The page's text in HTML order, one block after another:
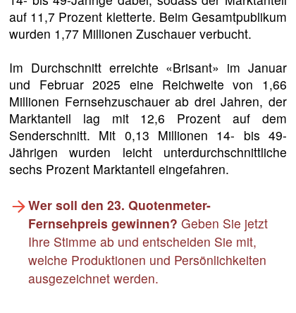
auf 11,7 Prozent kletterte. Beim Gesamtpublikum
wurden 1,77 Millionen Zuschauer verbucht.
Im Durchschnitt erreichte «Brisant» im Januar
und Februar 2025 eine Reichweite von 1,66
Millionen Fernsehzuschauer ab drei Jahren, der
Marktanteil lag mit 12,6 Prozent auf dem
Senderschnitt. Mit 0,13 Millionen 14- bis 49-
Jährigen wurden leicht unterdurchschnittliche
sechs Prozent Marktanteil eingefahren.
Wer soll den 23. Quotenmeter-
Fernsehpreis gewinnen? Geben Sie jetzt
Ihre Stimme ab und entscheiden Sie mit,
welche Produktionen und Persönlichkeiten
ausgezeichnet werden.